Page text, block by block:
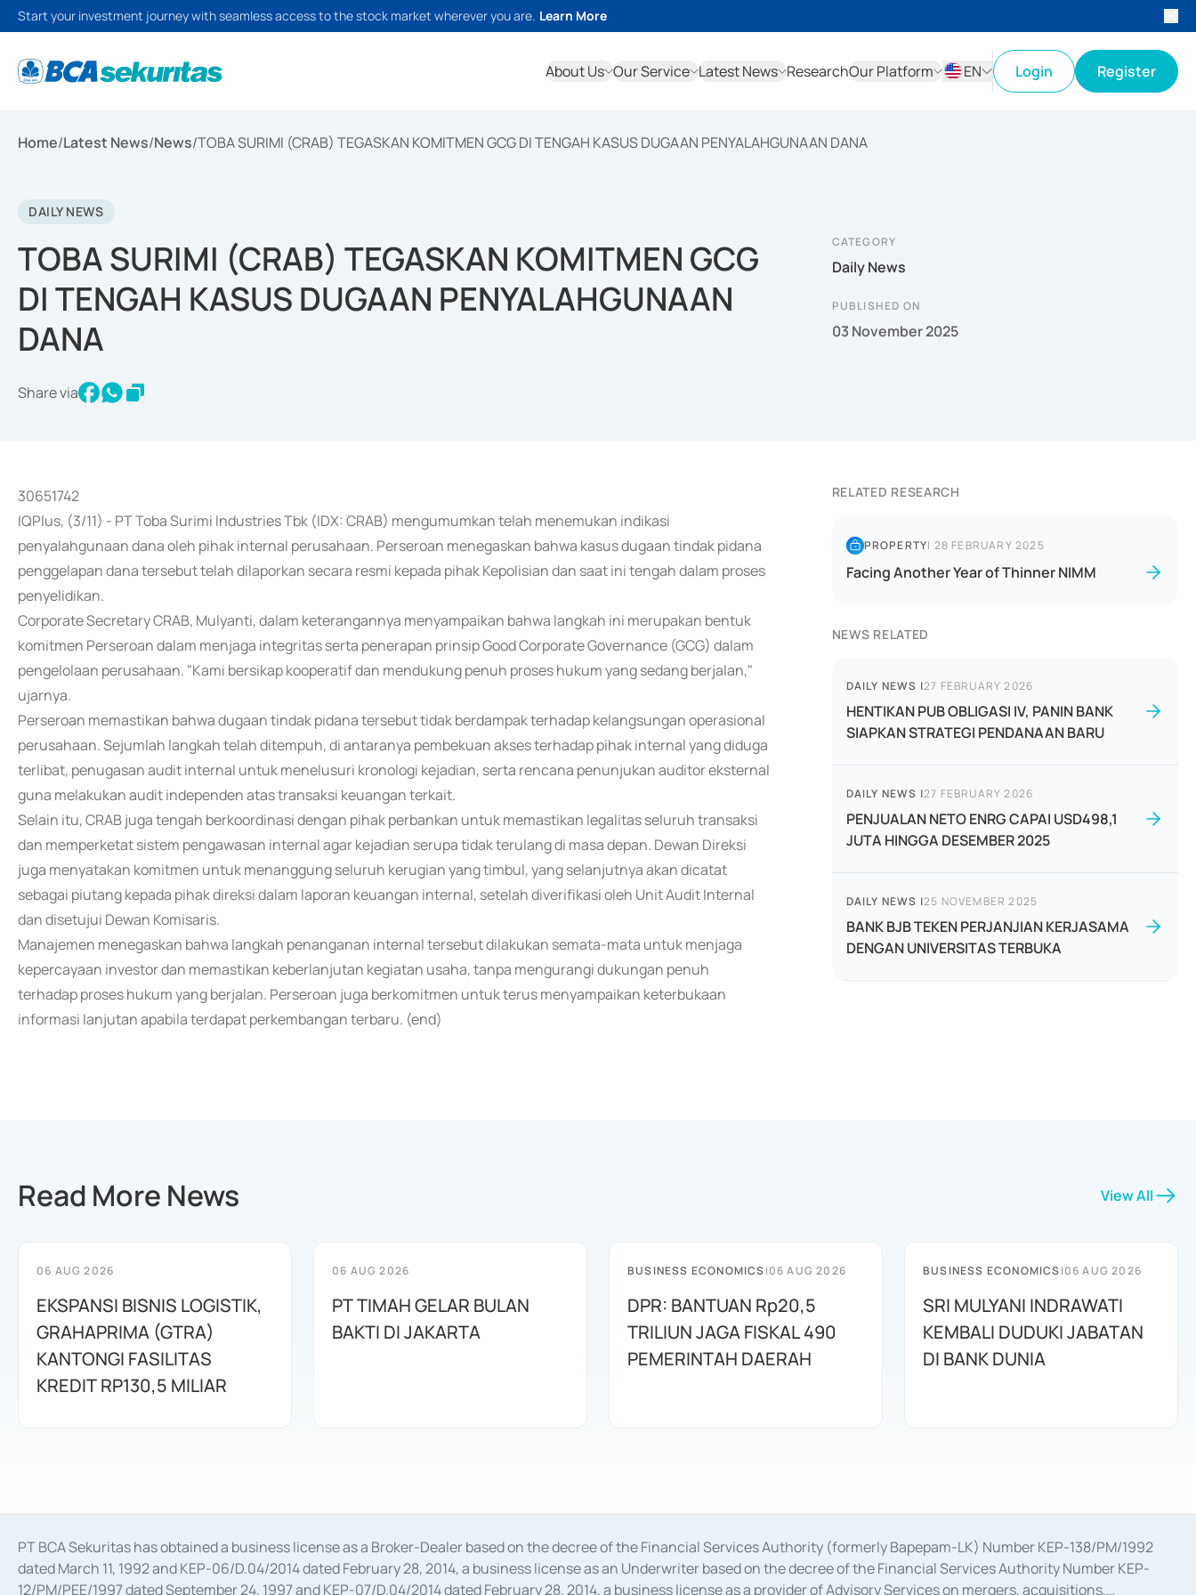
Start your investment journey with seamless access to the stock market wherever you are. Learn More
About Us Our Service Latest News ResearchOur Platform
EN
Login Register
Home/Latest News/News/TOBA SURIMI (CRAB) TEGASKAN KOMITMEN GCG DI TENGAH KASUS DUGAAN PENYALAHGUNAAN DANA
DAILY NEWS
TOBA SURIMI (CRAB) TEGASKAN KOMITMEN GCG
DI TENGAH KASUS DUGAAN PENYALAHGUNAAN
DANA
Share via
CATEGORY
Daily News
PUBLISHED ON
03 November 2025
30651742
IQPlus, (3/11) - PT Toba Surimi Industries Tbk (IDX: CRAB) mengumumkan telah menemukan indikasi
penyalahgunaan dana oleh pihak internal perusahaan. Perseroan menegaskan bahwa kasus dugaan tindak pidana
penggelapan dana tersebut telah dilaporkan secara resmi kepada pihak Kepolisian dan saat ini tengah dalam proses
penyelidikan.
Corporate Secretary CRAB, Mulyanti, dalam keterangannya menyampaikan bahwa langkah ini merupakan bentuk
komitmen Perseroan dalam menjaga integritas serta penerapan prinsip Good Corporate Governance (GCG) dalam
pengelolaan perusahaan. "Kami bersikap kooperatif dan mendukung penuh proses hukum yang sedang berjalan,"
ujarnya.
Perseroan memastikan bahwa dugaan tindak pidana tersebut tidak berdampak terhadap kelangsungan operasional
perusahaan. Sejumlah langkah telah ditempuh, di antaranya pembekuan akses terhadap pihak internal yang diduga
terlibat, penugasan audit internal untuk menelusuri kronologi kejadian, serta rencana penunjukan auditor eksternal
guna melakukan audit independen atas transaksi keuangan terkait.
Selain itu, CRAB juga tengah berkoordinasi dengan pihak perbankan untuk memastikan legalitas seluruh transaksi
dan memperketat sistem pengawasan internal agar kejadian serupa tidak terulang di masa depan. Dewan Direksi
juga menyatakan komitmen untuk menanggung seluruh kerugian yang timbul, yang selanjutnya akan dicatat
sebagai piutang kepada pihak direksi dalam laporan keuangan internal, setelah diverifikasi oleh Unit Audit Internal
dan disetujui Dewan Komisaris.
Manajemen menegaskan bahwa langkah penanganan internal tersebut dilakukan semata-mata untuk menjaga
kepercayaan investor dan memastikan keberlanjutan kegiatan usaha, tanpa mengurangi dukungan penuh
terhadap proses hukum yang berjalan. Perseroan juga berkomitmen untuk terus menyampaikan keterbukaan
informasi lanjutan apabila terdapat perkembangan terbaru. (end)
RELATED RESEARCH
PROPERTY| 28 FEBRUARY 2025
Facing Another Year of Thinner NIMM
NEWS RELATED
DAILY NEWS |27 FEBRUARY 2026
HENTIKAN PUB OBLIGASI IV, PANIN BANK
SIAPKAN STRATEGI PENDANAAN BARU
DAILY NEWS |27 FEBRUARY 2026
PENJUALAN NETO ENRG CAPAI USD498,1
JUTA HINGGA DESEMBER 2025
DAILY NEWS |25 NOVEMBER 2025
BANK BJB TEKEN PERJANJIAN KERJASAMA
DENGAN UNIVERSITAS TERBUKA
Read More News View All
06 AUG 2026
EKSPANSI BISNIS LOGISTIK,
GRAHAPRIMA (GTRA)
KANTONGI FASILITAS
KREDIT RP130,5 MILIAR
06 AUG 2026
PT TIMAH GELAR BULAN
BAKTI DI JAKARTA
BUSINESS ECONOMICS|06 AUG 2026
DPR: BANTUAN Rp20,5
TRILIUN JAGA FISKAL 490
PEMERINTAH DAERAH
BUSINESS ECONOMICS|06 AUG 2026
SRI MULYANI INDRAWATI
KEMBALI DUDUKI JABATAN
DI BANK DUNIA
PT BCA Sekuritas has obtained a business license as a Broker-Dealer based on the decree of the Financial Services Authority (formerly Bapepam-LK) Number KEP-138/PM/1992
dated March 11, 1992 and KEP-06/D.04/2014 dated February 28, 2014, a business license as an Underwriter based on the decree of the Financial Services Authority Number KEP-
12/PM/PEE/1997 dated September 24, 1997 and KEP-07/D.04/2014 dated February 28, 2014, a business license as a provider of Advisory Services on mergers, acquisitions,